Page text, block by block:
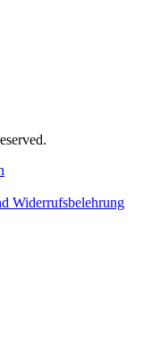
Widerrufsbelehrung